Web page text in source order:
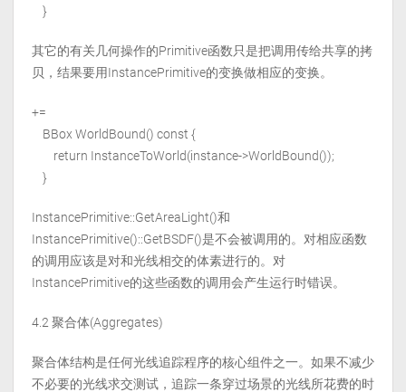
}
其它的有关几何操作的Primitive函数只是把调用传给共享的拷
贝，结果要用InstancePrimitive的变换做相应的变换。
+=
BBox WorldBound() const {
return InstanceToWorld(instance->WorldBound());
}
InstancePrimitive::GetAreaLight()和
InstancePrimitive()::GetBSDF()是不会被调用的。对相应函数
的调用应该是对和光线相交的体素进行的。对
InstancePrimitive的这些函数的调用会产生运行时错误。
4.2 聚合体(Aggregates)
聚合体结构是任何光线追踪程序的核心组件之一。如果不减少
不必要的光线求交测试，追踪一条穿过场景的光线所花费的时